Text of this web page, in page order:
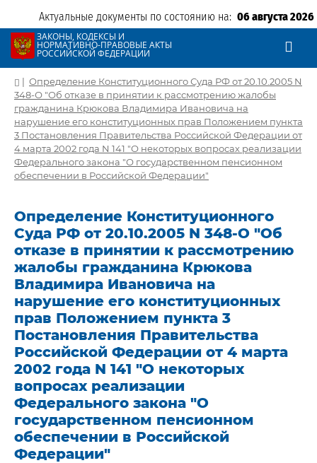
Актуальные документы по состоянию на: 06 августа 2026
ЗАКОНЫ, КОДЕКСЫ И
НОРМАТИВНО-ПРАВОВЫЕ АКТЫ
РОССИЙСКОЙ ФЕДЕРАЦИИ
| Определение Конституционного Суда РФ от 20.10.2005 N
348-О "Об отказе в принятии к рассмотрению жалобы
гражданина Крюкова Владимира Ивановича на
нарушение его конституционных прав Положением пункта
3 Постановления Правительства Российской Федерации от
4 марта 2002 года N 141 "О некоторых вопросах реализации
Федерального закона "О государственном пенсионном
обеспечении в Российской Федерации"
Определение Конституционного
Суда РФ от 20.10.2005 N 348-О "Об
отказе в принятии к рассмотрению
жалобы гражданина Крюкова
Владимира Ивановича на
нарушение его конституционных
прав Положением пункта 3
Постановления Правительства
Российской Федерации от 4 марта
2002 года N 141 "О некоторых
вопросах реализации
Федерального закона "О
государственном пенсионном
обеспечении в Российской
Федерации"